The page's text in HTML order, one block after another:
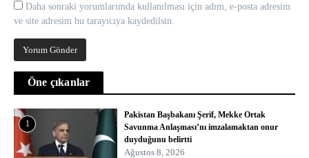
Daha sonraki yorumlarımda kullanılması için adım, e-posta adresim
ve site adresim bu tarayıcıya kaydedilsin.
Öne çıkanlar
1
Pakistan Başbakanı Şerif, Mekke Ortak
Savunma Anlaşması’nı imzalamaktan onur
duyduğunu belirtti
Ağustos 8, 2026